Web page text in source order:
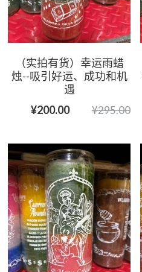
（实拍有货）幸运雨蜡
烛--吸引好运、成功和机
遇
¥200.00
¥295.00